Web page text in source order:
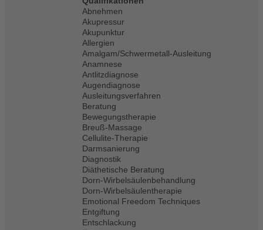
Abnehmen
Akupressur
Akupunktur
Allergien
Amalgam/Schwermetall-Ausleitung
Anamnese
Antlitzdiagnose
Augendiagnose
Ausleitungsverfahren
Beratung
Bewegungstherapie
Breuß-Massage
Cellulite-Therapie
Darmsanierung
Diagnostik
Diäthetische Beratung
Dorn-Wirbelsäulenbehandlung
Dorn-Wirbelsäulentherapie
Emotional Freedom Techniques
Entgiftung
Entschlackung